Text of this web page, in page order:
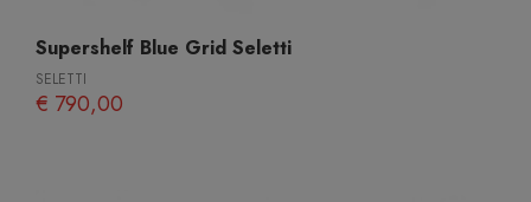
Supershelf Blue Grid Seletti
SELETTI
€ 790,00